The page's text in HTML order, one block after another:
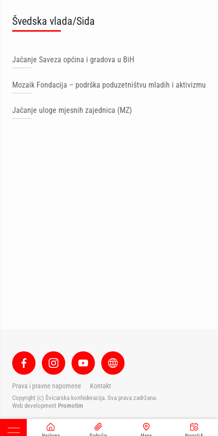
Švedska vlada/Sida
Jačanje Saveza općina i gradova u BiH
Mozaik Fondacija – podrška poduzetništvu mladih i aktivizmu
Jačanje uloge mjesnih zajednica (MZ)
Prava i pravne napomene Kontakt
Copyright (c) Švicarska konfederacija. Sva prava zadržana.
Web development Promotim